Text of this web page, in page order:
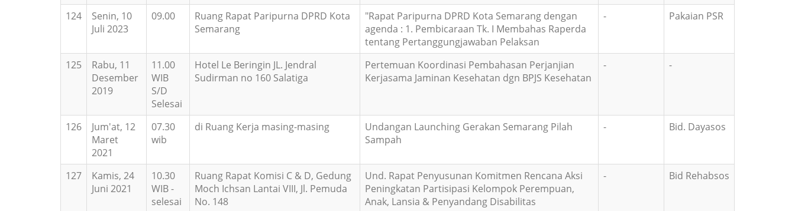
124
Senin, 10
Juli 2023
09.00
Ruang Rapat Paripurna DPRD Kota
Semarang
"Rapat Paripurna DPRD Kota Semarang dengan
agenda : 1. Pembicaraan Tk. I Membahas Raperda
tentang Pertanggungjawaban Pelaksan
- Pakaian PSR
125
Rabu, 11
Desember
2019
11.00
WIB
S/D
Selesai
Hotel Le Beringin JL. Jendral
Sudirman no 160 Salatiga
Pertemuan Koordinasi Pembahasan Perjanjian
Kerjasama Jaminan Kesehatan dgn BPJS Kesehatan
- -
126
Jum'at, 12
Maret
2021
07.30
wib
di Ruang Kerja masing-masing
Undangan Launching Gerakan Semarang Pilah
Sampah
- Bid. Dayasos
127
Kamis, 24
Juni 2021
10.30
WIB -
selesai
Ruang Rapat Komisi C & D, Gedung
Moch Ichsan Lantai VIII, Jl. Pemuda
No. 148
Und. Rapat Penyusunan Komitmen Rencana Aksi
Peningkatan Partisipasi Kelompok Perempuan,
Anak, Lansia & Penyandang Disabilitas
- Bid Rehabsos